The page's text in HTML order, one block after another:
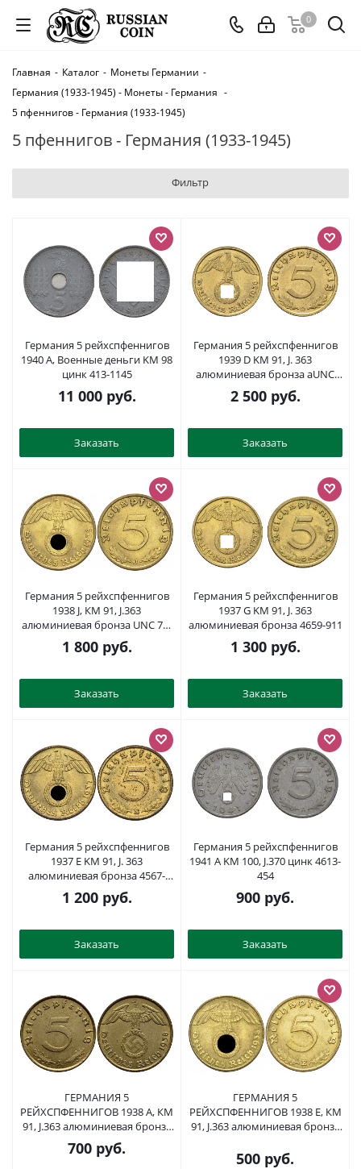
0
Главная - Каталог - Монеты Германии -
Германия (1933-1945) - Монеты - Германия -
5 пфеннигов - Германия (1933-1945)
5 пфеннигов - Германия (1933-1945)
Фильтр
Германия 5 рейхспфеннигов
1940 A, Военные деньги KM 98
цинк 413-1145
11 000руб.
Заказать
Германия 5 рейхспфеннигов
1939 D KM 91, J. 363
алюминиевая бронза aUNC
1518-715
2 500руб.
Заказать
Германия 5 рейхспфеннигов
1938 J, КМ 91, J.363
алюминиевая бронза UNC 73-
121
1 800руб.
Заказать
Германия 5 рейхспфеннигов
1937 G KM 91, J. 363
алюминиевая бронза 4659-911
1 300руб.
Заказать
Германия 5 рейхспфеннигов
1937 E KM 91, J. 363
алюминиевая бронза 4567-
1039
1 200руб.
Заказать
Германия 5 рейхспфеннигов
1941 A KM 100, J.370 цинк 4613-
454
900 руб.
Заказать
ГЕРМАНИЯ 5
РЕЙХСПФЕННИГОВ 1938 A, КМ
91, J.363 алюминиевая бронза
4387-864
700 руб.
ГЕРМАНИЯ 5
РЕЙХСПФЕННИГОВ 1938 E, КМ
91, J.363 алюминиевая бронза
500 руб.